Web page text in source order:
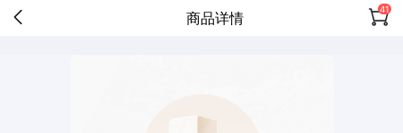
商品详情 41